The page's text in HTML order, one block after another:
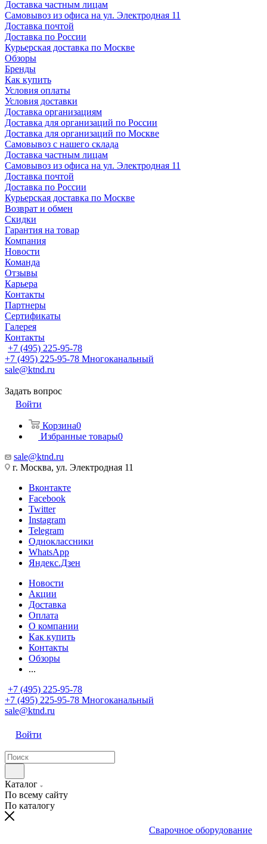
Доставка частным лицам
Самовывоз из офиса на ул. Электродная 11
Доставка почтой
Доставка по России
Курьерская доставка по Москве
Обзоры
Бренды
Как купить
Условия оплаты
Условия доставки
Доставка организациям
Доставка для организаций по России
Доставка для организаций по Москве
Самовывоз с нашего склада
Доставка частным лицам
Самовывоз из офиса на ул. Электродная 11
Доставка почтой
Доставка по России
Курьерская доставка по Москве
Возврат и обмен
Скидки
Гарантия на товар
Компания
Новости
Команда
Отзывы
Карьера
Контакты
Партнеры
Сертификаты
Галерея
Контакты
+7 (495) 225-95-78
+7 (495) 225-95-78 Многоканальный
sale@ktnd.ru
Задать вопрос
Войти
Корзина0
Избранные товары0
sale@ktnd.ru
г. Москва, ул. Электродная 11
Вконтакте
Facebook
Twitter
Instagram
Telegram
Одноклассники
WhatsApp
Яндекс.Дзен
Новости
Акции
Доставка
Оплата
О компании
Как купить
Контакты
Обзоры
...
+7 (495) 225-95-78
+7 (495) 225-95-78 Многоканальный
sale@ktnd.ru
Войти
Каталог
По всему сайту
По каталогу
Сварочное оборудование